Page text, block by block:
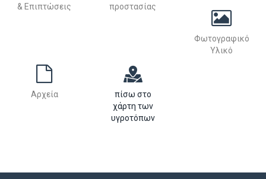
& Επιπτώσεις
προστασίας
Φωτογραφικό
Υλικό
Αρχεία
πίσω στο
χάρτη των
υγροτόπων